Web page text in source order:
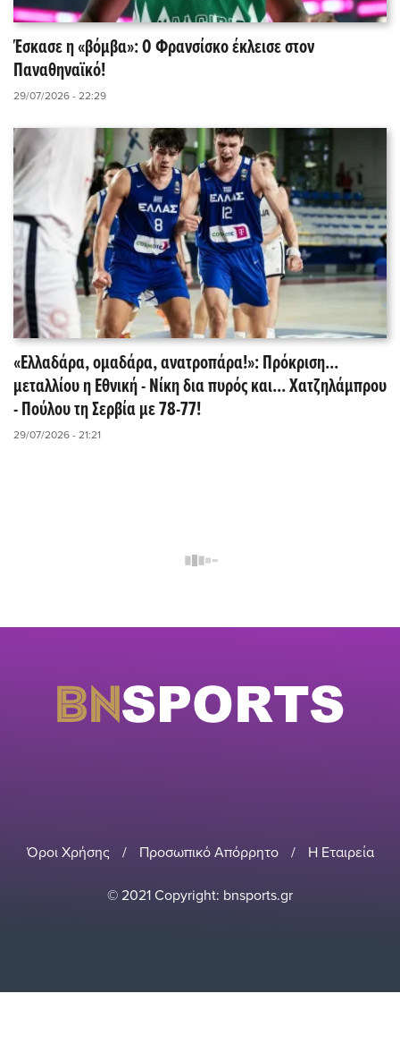
Έσκασε η «βόμβα»: Ο Φρανσίσκο έκλεισε στον
Παναθηναϊκό!
29/07/2026 - 22:29
«Ελλαδάρα, ομαδάρα, ανατροπάρα!»: Πρόκριση...
μεταλλίου η Εθνική - Νίκη δια πυρός και... Χατζηλάμπρου
- Πούλου τη Σερβία με 78-77!
29/07/2026 - 21:21
Όροι Χρήσης / Προσωπικό Απόρρητο / Η Εταιρεία
© 2021 Copyright: bnsports.gr